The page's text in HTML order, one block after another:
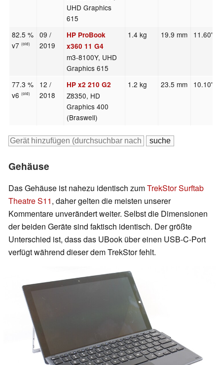
UHD Graphics
615
82.5 %
v7(old)
09 /
2019
HP ProBook
x360 11 G4
m3-8100Y, UHD
Graphics 615
1.4 kg 19.9 mm 11.60"
77.3 %
v6(old)
12 /
2018
HP x2 210 G2
Z8350, HD
Graphics 400
(Braswell)
1.2 kg 23.5 mm 10.10"
Gehäuse
Das Gehäuse ist nahezu identisch zumTrekStor Surftab
Theatre S11, daher gelten die meisten unserer
Kommentare unverändert weiter. Selbst die Dimensionen
der beiden Geräte sind faktisch identisch. Der größte
Unterschied ist, dass das UBook über einen USB-C-Port
verfügt während dieser dem TrekStor fehlt.